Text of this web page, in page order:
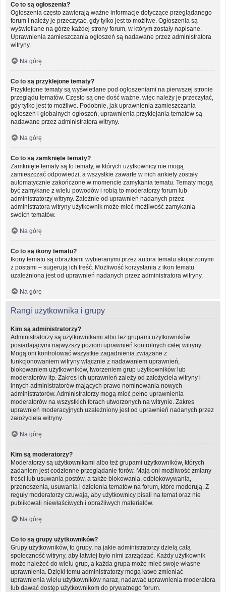
Co to są ogłoszenia?
Ogłoszenia często zawierają ważne informacje dotyczące przeglądanego
forum i należy je przeczytać, gdy tylko jest to możliwe. Ogłoszenia są
wyświetlane na górze każdej strony forum, w którym zostały napisane.
Uprawnienia zamieszczania ogłoszeń są nadawane przez administratora
witryny.
Na górę
Co to są przyklejone tematy?
Przyklejone tematy są wyświetlane pod ogłoszeniami na pierwszej stronie
przeglądu tematów. Często są one dość ważne, więc należy je przeczytać,
gdy tylko jest to możliwe. Podobnie, jak uprawnienia zamieszczania
ogłoszeń i globalnych ogłoszeń, uprawnienia przyklejania tematów są
nadawane przez administratora witryny.
Na górę
Co to są zamknięte tematy?
Zamknięte tematy są to tematy, w których użytkownicy nie mogą
zamieszczać odpowiedzi, a wszystkie zawarte w nich ankiety zostały
automatycznie zakończone w momencie zamykania tematu. Tematy mogą
być zamykane z wielu powodów i robią to moderatorzy forum lub
administratorzy witryny. Zależnie od uprawnień nadanych przez
administratora witryny użytkownik może mieć możliwość zamykania
swoich tematów.
Na górę
Co to są ikony tematu?
Ikony tematu są obrazkami wybieranymi przez autora tematu skojarzonymi
z postami – sugerują ich treść. Możliwość korzystania z ikon tematu
uzależniona jest od uprawnień nadanych przez administratora witryny.
Na górę
Rangi użytkownika i grupy
Kim są administratorzy?
Administratorzy są użytkownikami albo też grupami użytkowników
posiadającymi najwyższy poziom uprawnień kontrolnych całej witryny.
Mogą oni kontrolować wszystkie zagadnienia związane z
funkcjonowaniem witryny włącznie z nadawaniem uprawnień,
blokowaniem użytkowników, tworzeniem grup użytkowników lub
moderatorów itp. Zakres ich uprawnień zależy od założyciela witryny i
innych administratorów mających prawo nominowania nowych
administratorów. Administratorzy mogą mieć pełne uprawnienia
moderatorów na wszystkich forach utworzonych na witrynie. Zakres
uprawnień moderacyjnych uzależniony jest od uprawnień nadanych przez
założyciela witryny.
Na górę
Kim są moderatorzy?
Moderatorzy są użytkownikami albo też grupami użytkowników, których
zadaniem jest codzienne przeglądanie forów. Mają oni możliwość zmiany
treści lub usuwania postów, a także blokowania, odblokowywania,
przenoszenia, usuwania i dzielenia tematów na forum, które moderują. Z
reguły moderatorzy czuwają, aby użytkownicy pisali na temat oraz nie
publikowali niewłaściwych i obraźliwych materiałów.
Na górę
Co to są grupy użytkowników?
Grupy użytkowników, to grupy, na jakie administratorzy dzielą całą
społeczność witryny, aby łatwiej było nimi zarządzać. Każdy użytkownik
może należeć do wielu grup, a każda grupa może mieć swoje własne
uprawnienia. Dzięki temu administratorzy mogą łatwo zmieniać
uprawnienia wielu użytkowników naraz, nadawać uprawnienia moderatora
lub dawać dostęp użytkownikom do prywatnego forum.